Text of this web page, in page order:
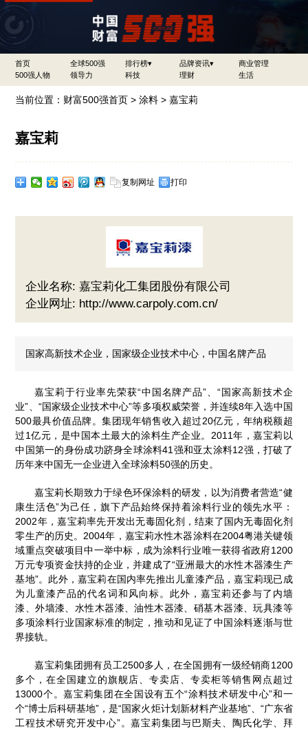
首页 全球500强 排行榜▾ 品牌资讯▾
商业管理
500强人物
领导力 科技 理财 生活
当前位置： 财富500强首页 >涂料 > 嘉宝莉
嘉宝莉
复制网址 打印
企业名称: 嘉宝莉化工集团股份有限公司
企业网址: http://www.carpoly.com.cn/
国家高新技术企业，国家级企业技术中心，中国名牌产品
嘉宝莉于行业率先荣获“中国名牌产品”、“国家高新技术企
业”、“国家级企业技术中心”等多项权威荣誉，并连续8年入选中国
500最具价值品牌。集团现年销售收入超过20亿元，年纳税额超
过1亿元，是中国本土最大的涂料生产企业。2011年，嘉宝莉以
中国第一的身份成功跻身全球涂料41强和亚太涂料12强，打破了
历年来中国无一企业进入全球涂料50强的历史。
嘉宝莉长期致力于绿色环保涂料的研发，以为消费者营造“健
康生活色”为己任，旗下产品始终保持着涂料行业的领先水平：
2002年，嘉宝莉率先开发出无毒固化剂，结束了国内无毒固化剂
零生产的历史。2004年，嘉宝莉水性木器涂料在2004粤港关键领
域重点突破项目中一举中标，成为涂料行业唯一获得省政府1200
万元专项资金扶持的企业，并建成了“亚洲最大的水性木器漆生产
基地”。此外，嘉宝莉在国内率先推出儿童漆产品，嘉宝莉现已成
为儿童漆产品的代名词和风向标。此外，嘉宝莉还参与了内墙
漆、外墙漆、水性木器漆、油性木器漆、硝基木器漆、玩具漆等
多项涂料行业国家标准的制定，推动和见证了中国涂料逐渐与世
界接轨。
嘉宝莉集团拥有员工2500多人，在全国拥有一级经销商1200
多个，在全国建立的旗舰店、专卖店、专卖柜等销售网点超过
13000个。嘉宝莉集团在全国设有五个“涂料技术研发中心”和一
个“博士后科研基地”，是“国家火炬计划新材料产业基地”、“广东省
工程技术研究开发中心”。嘉宝莉集团与巴斯夫、陶氏化学、拜